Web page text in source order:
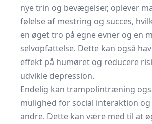
nye trin og bevægelser, oplever
følelse af mestring og succes,
en øget tro på egne evner og en
selvopfattelse. Dette kan også
effekt på humøret og reducere
udvikle depression.
Endelig kan trampolintræning
mulighed for social interaktion
andre. Dette kan være med til at